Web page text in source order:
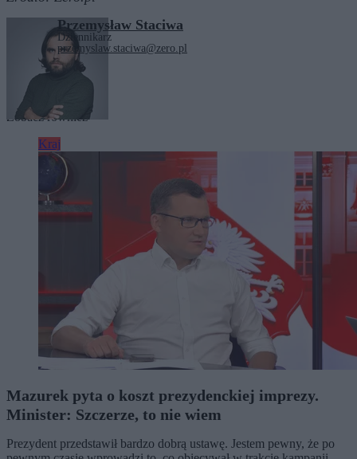
Przemysław Staciwa
Dziennikarz
przemyslaw.staciwa@zero.pl
Tagi:
Zobacz również
Kraj
Mazurek pyta o koszt prezydenckiej imprezy.
Minister: Szczerze, to nie wiem
Prezydent przedstawił bardzo dobrą ustawę. Jestem pewny, że po